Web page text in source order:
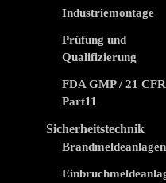
Einzelnes Ergebnis wird
Industriemontage
Prüfung und
Qualifizierung
FDA GMP / 21 CFR
Part11
Sicherheitstechnik
Brandmeldeanlagen